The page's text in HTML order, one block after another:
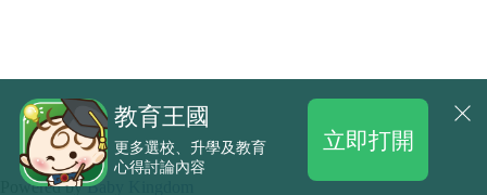
Powered byBaby Kingdom
教育王國
更多選校、升學及教育
心得討論內容
立即打開